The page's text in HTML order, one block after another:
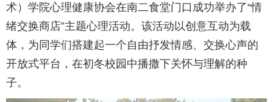
术）学院心理健康协会在南二食堂门口成功举办了“情
绪交换商店”主题心理活动。该活动以创意互动为载
体，为同学们搭建起一个自由抒发情感、交换心声的
开放式平台，在初冬校园中播撒下关怀与理解的种
子。